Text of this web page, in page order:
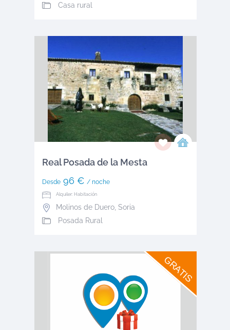
Casa rural
Real Posada de la Mesta
Desde96 € / noche
Alquiler: Habitación
Molinos de Duero, Soria
Posada Rural
GRATIS